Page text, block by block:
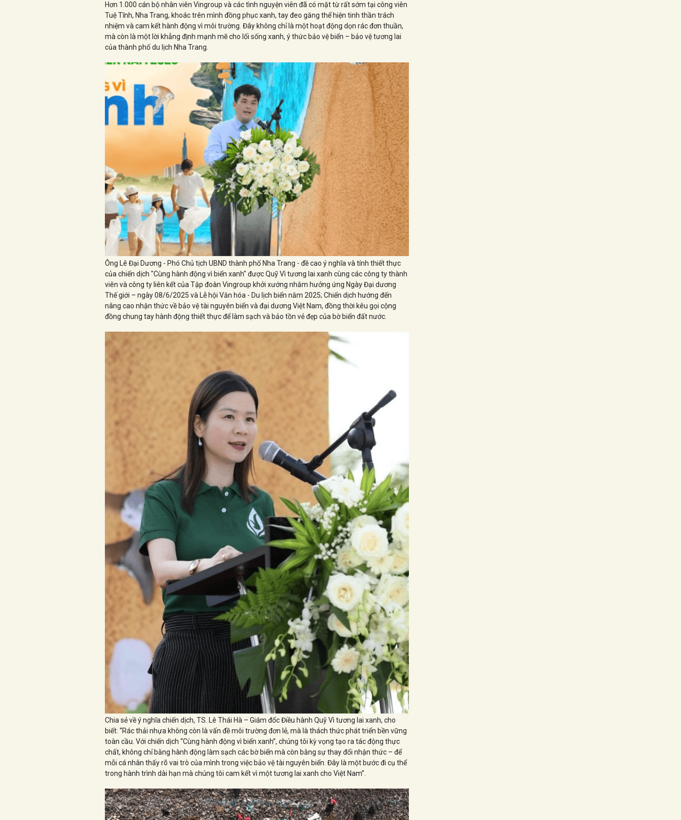
Hơn 1.000 cán bộ nhân viên Vingroup và các tình nguyện viên đã có mặt từ rất sớm tại công viên
Tuệ Tĩnh, Nha Trang, khoác trên mình đồng phục xanh, tay đeo găng thể hiện tinh thần trách
nhiệm và cam kết hành động vì môi trường. Đây không chỉ là một hoạt động dọn rác đơn thuần,
mà còn là một lời khẳng định mạnh mẽ cho lối sống xanh, ý thức bảo vệ biển – bảo vệ tương lai
của thành phố du lịch Nha Trang.
Ông Lê Đại Dương - Phó Chủ tịch UBND thành phố Nha Trang - đề cao ý nghĩa và tính thiết thực
của chiến dịch "Cùng hành động vì biển xanh" được Quỹ Vì tương lai xanh cùng các công ty thành
viên và công ty liên kết của Tập đoàn Vingroup khởi xướng nhằm hưởng ứng Ngày Đại dương
Thế giới – ngày 08/6/2025 và Lễ hội Văn hóa - Du lịch biển năm 2025; Chiến dịch hướng đến
nâng cao nhận thức về bảo vệ tài nguyên biển và đại dương Việt Nam, đồng thời kêu gọi cộng
đồng chung tay hành động thiết thực để làm sạch và bảo tồn vẻ đẹp của bờ biển đất nước.
Chia sẻ về ý nghĩa chiến dịch, TS. Lê Thái Hà – Giám đốc Điều hành Quỹ Vì tương lai xanh, cho
biết: “Rác thải nhựa không còn là vấn đề môi trường đơn lẻ, mà là thách thức phát triển bền vững
toàn cầu. Với chiến dịch “Cùng hành động vì biển xanh”, chúng tôi kỳ vọng tạo ra tác động thực
chất, không chỉ bằng hành động làm sạch các bờ biển mà còn bằng sự thay đổi nhận thức – để
mỗi cá nhân thấy rõ vai trò của mình trong việc bảo vệ tài nguyên biển. Đây là một bước đi cụ thể
trong hành trình dài hạn mà chúng tôi cam kết vì một tương lai xanh cho Việt Nam”.